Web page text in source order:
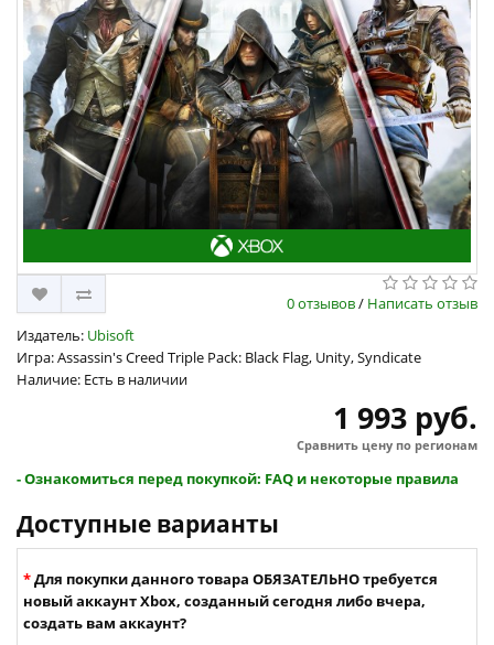
0 отзывов/ Написать отзыв
Издатель: Ubisoft
Игра: Assassin's Creed Triple Pack: Black Flag, Unity, Syndicate
Наличие: Есть в наличии
1 993 руб.
Сравнить цену по регионам
- Ознакомиться перед покупкой: FAQ и некоторые правила
Доступные варианты
Для покупки данного товара ОБЯЗАТЕЛЬНО требуется
новый аккаунт Xbox, созданный сегодня либо вчера,
создать вам аккаунт?